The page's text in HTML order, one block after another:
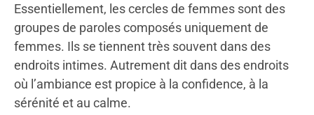
Essentiellement, les cercles de femmes sont des
groupes de paroles composés uniquement de
femmes. Ils se tiennent très souvent dans des
endroits intimes. Autrement dit dans des endroits
où l’ambiance est propice à la confidence, à la
sérénité et au calme.